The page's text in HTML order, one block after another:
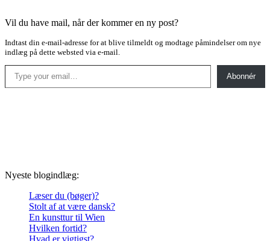
Vil du have mail, når der kommer en ny post?
Indtast din e-mail-adresse for at blive tilmeldt og modtage påmindelser om nye
indlæg på dette websted via e-mail.
Type your email…
Abonnér
Nyeste blogindlæg:
Læser du (bøger)?
Stolt af at være dansk?
En kunsttur til Wien
Hvilken fortid?
Hvad er vigtigst?